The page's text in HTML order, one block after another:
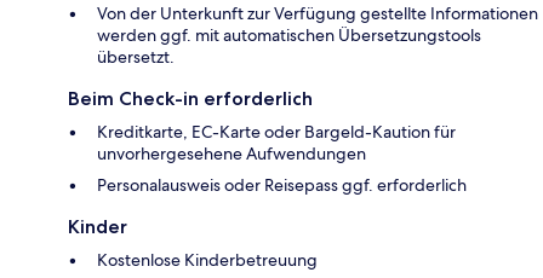
Von der Unterkunft zur Verfügung gestellte Informationen
werden ggf. mit automatischen Übersetzungstools
übersetzt.
Beim Check-in erforderlich
Kreditkarte, EC-Karte oder Bargeld-Kaution für
unvorhergesehene Aufwendungen
Personalausweis oder Reisepass ggf. erforderlich
Kinder
Kostenlose Kinderbetreuung